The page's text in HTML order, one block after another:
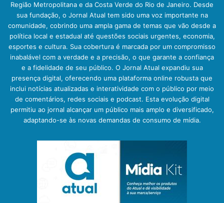
Região Metropolitana e da Costa Verde do Rio de Janeiro. Desde
sua fundação, o Jornal Atual tem sido uma voz importante na
comunidade, cobrindo uma ampla gama de temas que vão desde a
política local e estadual até questões sociais urgentes, economia,
esportes e cultura. Sua cobertura é marcada por um compromisso
inabalável com a verdade e a precisão, o que garante a confiança
e a fidelidade de seu público. O Jornal Atual expandiu sua
presença digital, oferecendo uma plataforma online robusta que
inclui notícias atualizadas e interatividade com o público por meio
de comentários, redes sociais e podcast. Esta evolução digital
permitiu ao jornal alcançar um público mais amplo e diversificado,
adaptando-se às novas demandas de consumo de mídia.